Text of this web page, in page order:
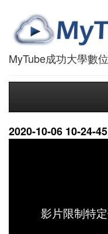
MyTube成功大學數
2020-10-06 10-24-
影片限制特